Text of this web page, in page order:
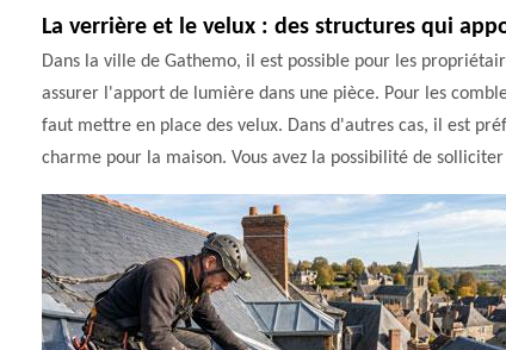
La verrière et le velux : des structures qui
Dans la ville de Gathemo, il est possible pour les
assurer l'apport de lumière dans une pièce. Pour les
faut mettre en place des velux. Dans d'autres cas, il est
charme pour la maison. Vous avez la possibilité de